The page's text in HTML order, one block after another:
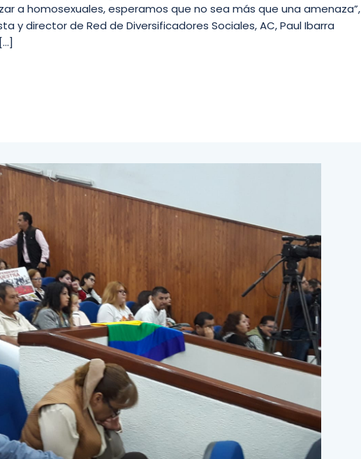
a homosexuales, esperamos que no sea más que una amenaza”,
y director de Red de Diversificadores Sociales, AC, Paul Ibarra